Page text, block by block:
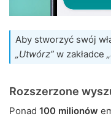
Aby stworzyć swój
„Utwórz” w zakładce
Rozszerzone
Ponad 100 milionów